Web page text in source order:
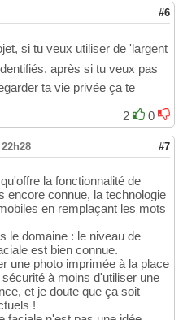
#6
si tu veux utiliser de 'largent
après si tu veux pas
ta vie privée ça te
2
0
#7
la fonctionnalité de
encore connue, la technologie
en remplaçant les mots
le domaine : le niveau de
est bien connue.
une photo imprimée à la place
à moins d'utiliser une
et je doute que ça soit
!